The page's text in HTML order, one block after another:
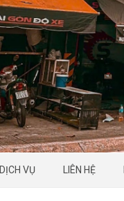
DỊCH VỤ LIÊN HỆ